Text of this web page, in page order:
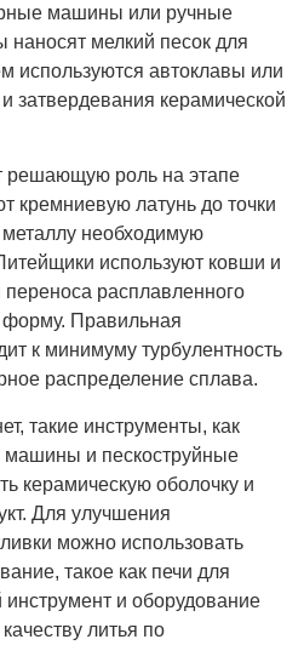
машины или ручные
мелкий песок для
используются автоклавы или
затвердевания керамической
решающую роль на этапе
кремниевую латунь до точки
необходимую
используют ковши и
расплавленного
форму. Правильная
к минимуму турбулентность
распределение сплава.
такие инструменты, как
и пескоструйные
керамическую оболочку и
Для улучшения
можно использовать
такое как печи для
и оборудование
литья по